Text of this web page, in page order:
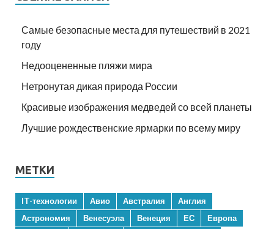
Самые безопасные места для путешествий в 2021
году
Недооцененные пляжи мира
Нетронутая дикая природа России
Красивые изображения медведей со всей планеты
Лучшие рождественские ярмарки по всему миру
МЕТКИ
IT-технологии Авио Австралия
Англия
Астрономия
Венесуэла Венеция ЕС
Европа